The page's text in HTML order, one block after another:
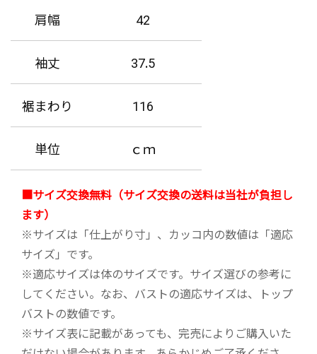
肩幅 42
袖丈 37.5
裾まわり 116
単位 ｃｍ
■サイズ交換無料（サイズ交換の送料は当社が負担し
ます）
※サイズは「仕上がり寸」、カッコ内の数値は「適応
サイズ」です。
※適応サイズは体のサイズです。サイズ選びの参考に
してください。なお、バストの適応サイズは、トップ
バストの数値です。
※サイズ表に記載があっても、完売によりご購入いた